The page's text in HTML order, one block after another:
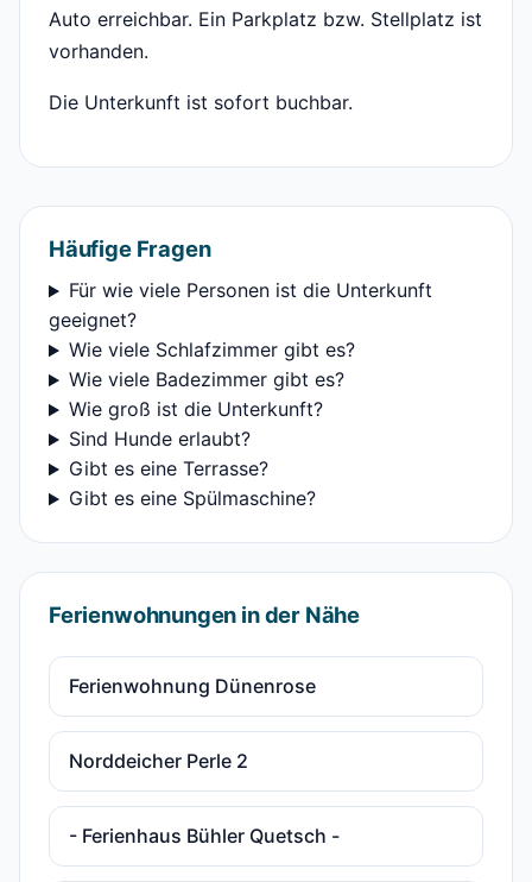
Auto erreichbar. Ein Parkplatz bzw. Stellplatz ist
vorhanden.
Die Unterkunft ist sofort buchbar.
Häufige Fragen
Für wie viele Personen ist die Unterkunft
geeignet?
Wie viele Schlafzimmer gibt es?
Wie viele Badezimmer gibt es?
Wie groß ist die Unterkunft?
Sind Hunde erlaubt?
Gibt es eine Terrasse?
Gibt es eine Spülmaschine?
Ferienwohnungen in der Nähe
Ferienwohnung Dünenrose
Norddeicher Perle 2
- Ferienhaus Bühler Quetsch -